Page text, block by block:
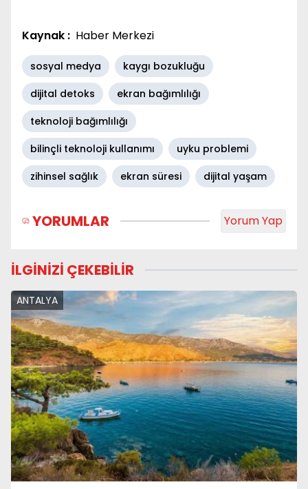
Kaynak : Haber Merkezi
sosyal medya
kaygı bozukluğu
dijital detoks
ekran bağımlılığı
teknoloji bağımlılığı
bilinçli teknoloji kullanımı
uyku problemi
zihinsel sağlık
ekran süresi dijital yaşam
YORUMLAR Yorum Yap
İLGİNİZİ ÇEKEBİLİR
ANTALYA